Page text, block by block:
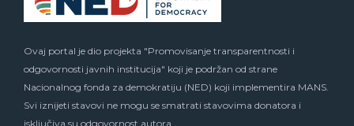
Ovaj portal je dio projekta "Promovisanje transparentnosti i
odgovornosti javnih institucija" koji je podržan od strane
Nacionalnog fonda za demokratiju (NED) koji implementira MANS.
Svi iznijeti stavovi ne mogu se smatrati stavovima donatora i
isključiva su odgovornost autora.